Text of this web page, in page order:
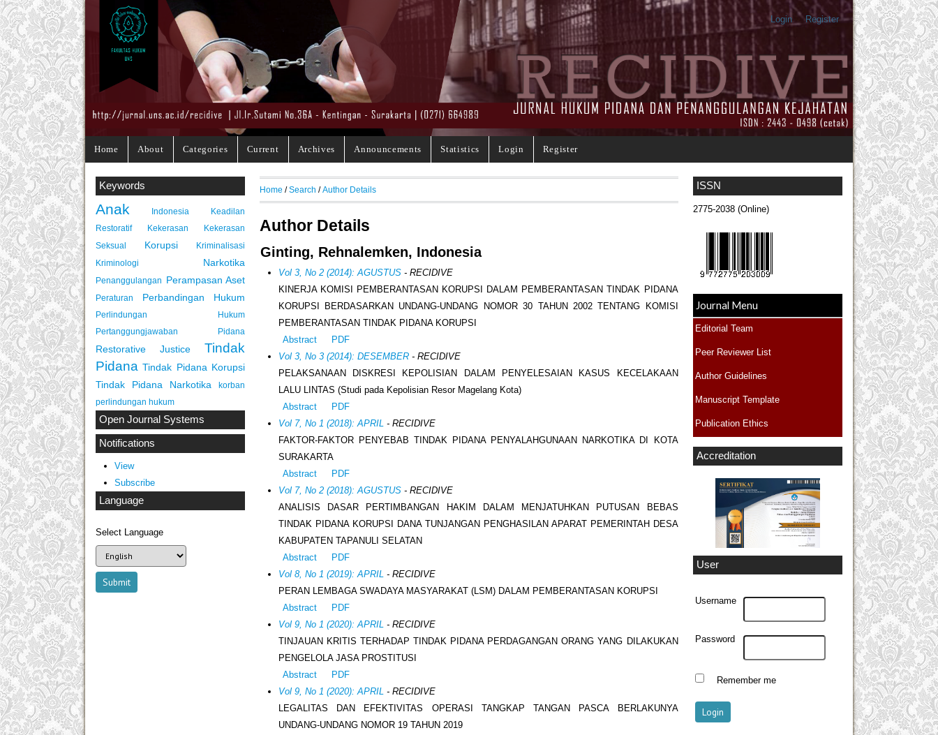
Login Register
Home About Categories Current Archives Announcements Statistics Login Register
ISSN
2775-2038 (Online)
Journal Menu
Editorial Team
Peer Reviewer List
Author Guidelines
Manuscript Template
Publication Ethics
Accreditation
User
Username
Password
Remember me
Keywords
Anak Indonesia
Keadilan
Restoratif
Kekerasan
Kekerasan
Seksual
Korupsi
Kriminalisasi
Kriminologi
Narkotika
Penanggulangan Perampasan Aset
Peraturan Perbandingan Hukum
Perlindungan Hukum
Pertanggungjawaban Pidana
Restorative Justice
Tindak
Pidana Tindak Pidana Korupsi
Tindak Pidana Narkotika
korban
perlindungan hukum
Open Journal Systems
Notifications
View
Subscribe
Language
Select Language
Home /Search /Author Details
Author Details
Ginting, Rehnalemken, Indonesia
Vol 3, No 2 (2014): AGUSTUS- RECIDIVE
KINERJA KOMISI PEMBERANTASAN KORUPSI DALAM PEMBERANTASAN TINDAK PIDANA
KORUPSI BERDASARKAN UNDANG-UNDANG NOMOR 30 TAHUN 2002 TENTANG KOMISI
PEMBERANTASAN TINDAK PIDANA KORUPSI
Abstract
PDF
Vol 3, No 3 (2014): DESEMBER- RECIDIVE
PELAKSANAAN DISKRESI KEPOLISIAN DALAM PENYELESAIAN KASUS KECELAKAAN
LALU LINTAS (Studi pada Kepolisian Resor Magelang Kota)
Abstract
PDF
Vol 7, No 1 (2018): APRIL - RECIDIVE
FAKTOR-FAKTOR PENYEBAB TINDAK PIDANA PENYALAHGUNAAN NARKOTIKA DI KOTA
SURAKARTA
Abstract
PDF
Vol 7, No 2 (2018): AGUSTUS- RECIDIVE
ANALISIS DASAR PERTIMBANGAN HAKIM DALAM MENJATUHKAN PUTUSAN BEBAS
TINDAK PIDANA KORUPSI DANA TUNJANGAN PENGHASILAN APARAT PEMERINTAH DESA
KABUPATEN TAPANULI SELATAN
Abstract
PDF
Vol 8, No 1 (2019): APRIL - RECIDIVE
PERAN LEMBAGA SWADAYA MASYARAKAT (LSM) DALAM PEMBERANTASAN KORUPSI
Abstract
PDF
Vol 9, No 1 (2020): APRIL - RECIDIVE
TINJAUAN KRITIS TERHADAP TINDAK PIDANA PERDAGANGAN ORANG YANG DILAKUKAN
PENGELOLA JASA PROSTITUSI
Abstract
PDF
Vol 9, No 1 (2020): APRIL - RECIDIVE
LEGALITAS DAN EFEKTIVITAS OPERASI TANGKAP TANGAN PASCA BERLAKUNYA
UNDANG-UNDANG NOMOR 19 TAHUN 2019